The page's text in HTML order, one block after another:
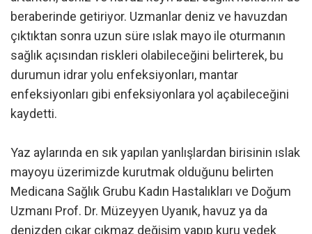
beraberinde getiriyor. Uzmanlar deniz ve havuzdan
çıktıktan sonra uzun süre ıslak mayo ile oturmanın
sağlık açısından riskleri olabileceğini belirterek, bu
durumun idrar yolu enfeksiyonları, mantar
enfeksiyonları gibi enfeksiyonlara yol açabileceğini
kaydetti.
Yaz aylarında en sık yapılan yanlışlardan birisinin ıslak
mayoyu üzerimizde kurutmak olduğunu belirten
Medicana Sağlık Grubu Kadın Hastalıkları ve Doğum
Uzmanı Prof. Dr. Müzeyyen Uyanık, havuz ya da
denizden çıkar çıkmaz değişim yapıp kuru yedek